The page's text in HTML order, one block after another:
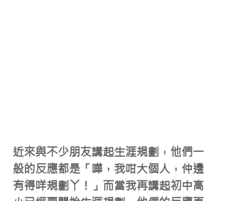
近來與不少朋友講起生涯規劃，他們一
般的反應都是「嘩，我咁大個人，仲邊
有得咩規劃丫！」而當我再講起初中高